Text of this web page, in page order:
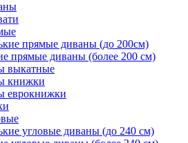
прямые диваны (до 200см)
прямые диваны (более 200 см)
выкатные
книжки
еврокнижки
угловые диваны (до 240 см)